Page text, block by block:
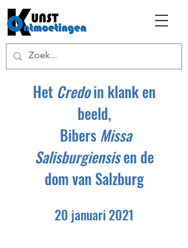
Het Credoin klank en
beeld,
BibersMissa
Salisburgiensisen de
dom van Salzburg
20 januari 2021